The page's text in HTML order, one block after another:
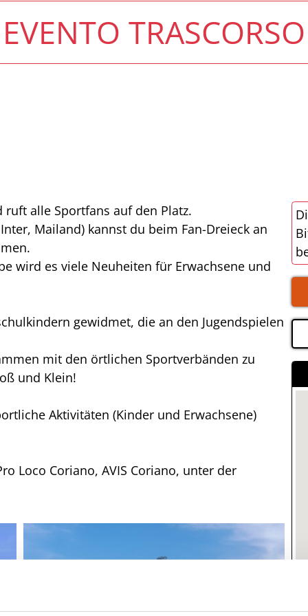
EVENTO TRASCORSO
alle Sportfans auf den Platz.
Mailand) kannst du beim Fan-Dreieck an
wird es viele Neuheiten für Erwachsene und
gewidmet, die an den Jugendspielen
mit den örtlichen Sportverbänden zu
und Klein!
Aktivitäten (Kinder und Erwachsene)
Loco Coriano, AVIS Coriano, unter der